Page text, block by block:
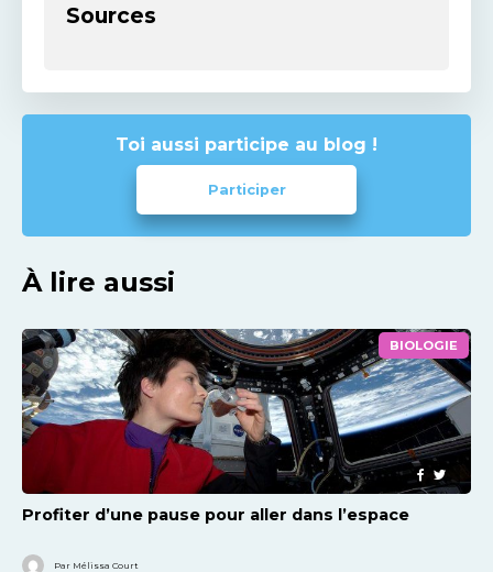
Sources
Toi aussi participe au blog !
Participer
À lire aussi
BIOLOGIE
Profiter d’une pause pour aller dans l’espace
Par Mélissa Court